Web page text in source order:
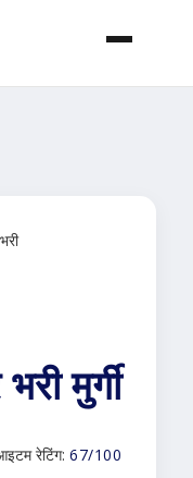
मुर्गी
रेटिंग: 67/100